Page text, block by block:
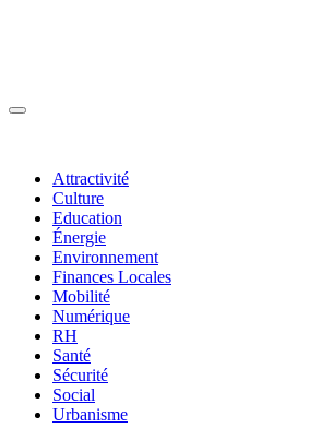
Attractivité
Culture
Education
Énergie
Environnement
Finances Locales
Mobilité
Numérique
RH
Santé
Sécurité
Social
Urbanisme